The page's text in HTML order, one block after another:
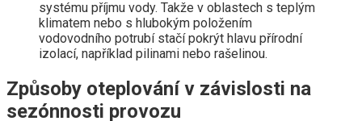
systému příjmu vody. Takže v oblastech s teplým
klimatem nebo s hlubokým položením
vodovodního potrubí stačí pokrýt hlavu přírodní
izolací, například pilinami nebo rašelinou.
Způsoby oteplování v závislosti na
sezónnosti provozu